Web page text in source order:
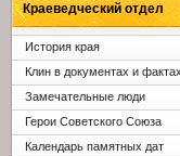
Краеведческий отдел
История края
Клин в документах и фактах
Замечательные люди
Герои Советского Союза
Календарь памятных дат